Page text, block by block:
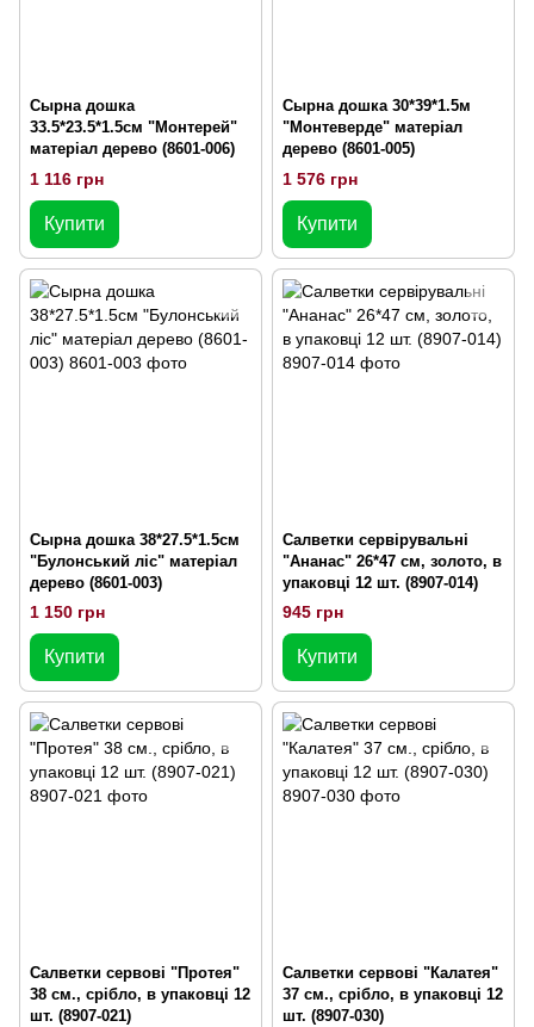
Сырна дошка
33.5*23.5*1.5см "Монтерей"
матеріал дерево (8601-006)
1 116 грн
Купити
Сырна дошка 30*39*1.5м
"Монтеверде" матеріал
дерево (8601-005)
1 576 грн
Купити
Сырна дошка 38*27.5*1.5см
"Булонський ліс" матеріал
дерево (8601-003)
1 150 грн
Купити
Салветки сервірувальні
"Ананас" 26*47 см, золото, в
упаковці 12 шт. (8907-014)
945 грн
Купити
Салветки сервові "Протея"
38 см., срібло, в упаковці 12
шт. (8907-021)
Салветки сервові "Калатея"
37 см., срібло, в упаковці 12
шт. (8907-030)